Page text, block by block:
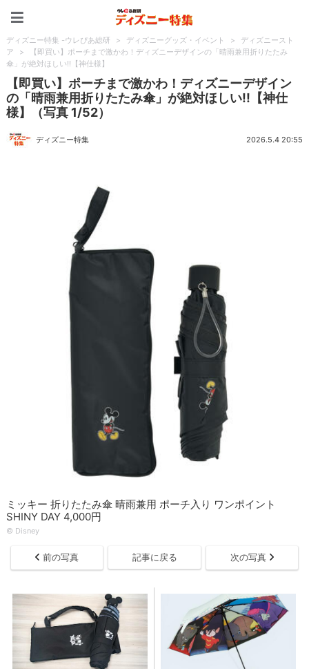
ディズニー特集 -ウレぴあ総研 > ディズニーグッズ・イベント >
ディズニースト
ア
>
【即買い】ポーチまで激かわ！ディズニーデザインの「晴雨兼用折りたたみ
傘」が絶対ほしい!!【神仕様】
【即買い】ポーチまで激かわ！ディズニーデザイン
の「晴雨兼用折りたたみ傘」が絶対ほしい!!【神仕
様】（写真 1/52）
ディズニー特集 2026.5.4 20:55
ミッキー 折りたたみ傘 晴雨兼用 ポーチ入り ワンポイント
SHINY DAY 4,000円
© Disney
前の写真 記事に戻る 次の写真